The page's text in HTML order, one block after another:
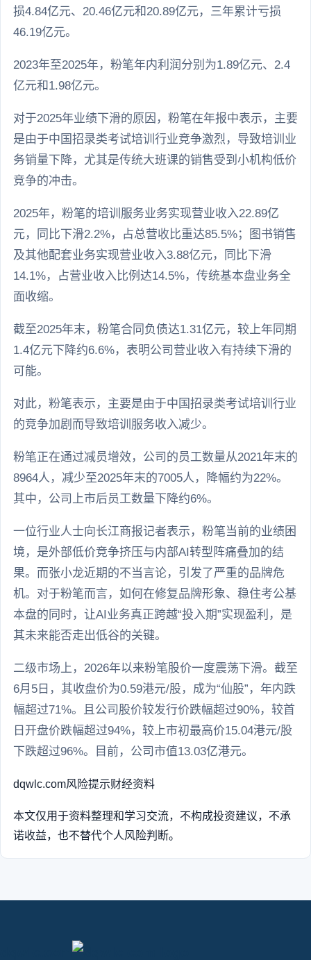
损4.84亿元、20.46亿元和20.89亿元，三年累计亏损
46.19亿元。
2023年至2025年，粉笔年内利润分别为1.89亿元、2.4
亿元和1.98亿元。
对于2025年业绩下滑的原因，粉笔在年报中表示，主要
是由于中国招录类考试培训行业竞争激烈，导致培训业
务销量下降，尤其是传统大班课的销售受到小机构低价
竞争的冲击。
2025年，粉笔的培训服务业务实现营业收入22.89亿
元，同比下滑2.2%，占总营收比重达85.5%；图书销售
及其他配套业务实现营业收入3.88亿元，同比下滑
14.1%，占营业收入比例达14.5%，传统基本盘业务全
面收缩。
截至2025年末，粉笔合同负债达1.31亿元，较上年同期
1.4亿元下降约6.6%，表明公司营业收入有持续下滑的
可能。
对此，粉笔表示，主要是由于中国招录类考试培训行业
的竞争加剧而导致培训服务收入减少。
粉笔正在通过减员增效，公司的员工数量从2021年末的
8964人，减少至2025年末的7005人，降幅约为22%。
其中，公司上市后员工数量下降约6%。
一位行业人士向长江商报记者表示，粉笔当前的业绩困
境，是外部低价竞争挤压与内部AI转型阵痛叠加的结
果。而张小龙近期的不当言论，引发了严重的品牌危
机。对于粉笔而言，如何在修复品牌形象、稳住考公基
本盘的同时，让AI业务真正跨越“投入期”实现盈利，是
其未来能否走出低谷的关键。
二级市场上，2026年以来粉笔股价一度震荡下滑。截至
6月5日，其收盘价为0.59港元/股，成为“仙股”，年内跌
幅超过71%。且公司股价较发行价跌幅超过90%，较首
日开盘价跌幅超过94%，较上市初最高价15.04港元/股
下跌超过96%。目前，公司市值13.03亿港元。
dqwlc.com风险提示财经资料
本文仅用于资料整理和学习交流，不构成投资建议，不承
诺收益，也不替代个人风险判断。